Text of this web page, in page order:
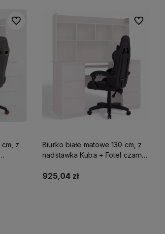
cm, z
Do ulubionych
Biurko białe matowe 130 cm, z
nadstawka Kuba + Fotel czarny
925,04 zł
Do